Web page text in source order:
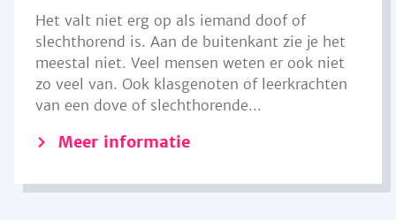
Het valt niet erg op als iemand doof of
slechthorend is. Aan de buitenkant zie je het
meestal niet. Veel mensen weten er ook niet
zo veel van. Ook klasgenoten of leerkrachten
van een dove of slechthorende...
Meer informatie